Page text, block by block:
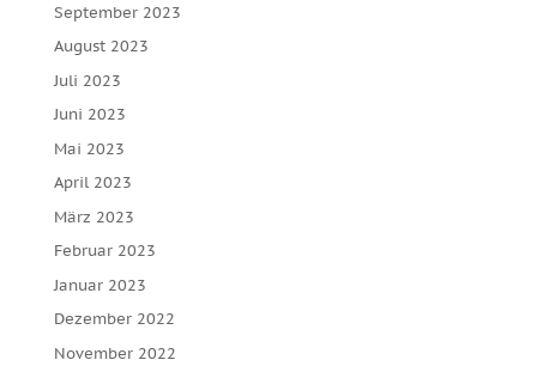
September 2023
August 2023
Juli 2023
Juni 2023
Mai 2023
April 2023
März 2023
Februar 2023
Januar 2023
Dezember 2022
November 2022